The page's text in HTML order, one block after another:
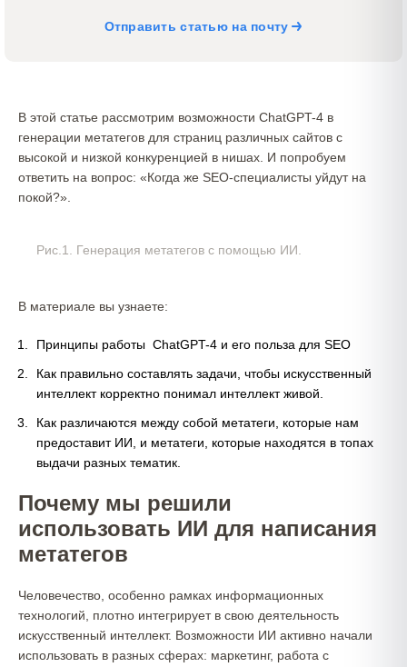
Отправить статью на почту
В этой статье рассмотрим возможности ChatGPT-4 в
генерации метатегов для страниц различных сайтов с
высокой и низкой конкуренцией в нишах. И попробуем
ответить на вопрос: «Когда же SEO-специалисты уйдут на
покой?».
Рис.1. Генерация метатегов с помощью ИИ.
В материале вы узнаете:
Принципы работы ChatGPT-4 и его польза для SEO
Как правильно составлять задачи, чтобы искусственный
интеллект корректно понимал интеллект живой.
Как различаются между собой метатеги, которые нам
предоставит ИИ, и метатеги, которые находятся в топах
выдачи разных тематик.
Почему мы решили
использовать ИИ для написания
метатегов
Человечество, особенно рамках информационных
технологий, плотно интегрирует в свою деятельность
искусственный интеллект. Возможности ИИ активно начали
использовать в разных сферах: маркетинг, работа с